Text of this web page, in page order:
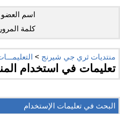
اسم العضو
كلمة المرور
منتديات ثري جي شيرنج >
تعليمات في استخدام
البحث في تعليمات الإستخدام